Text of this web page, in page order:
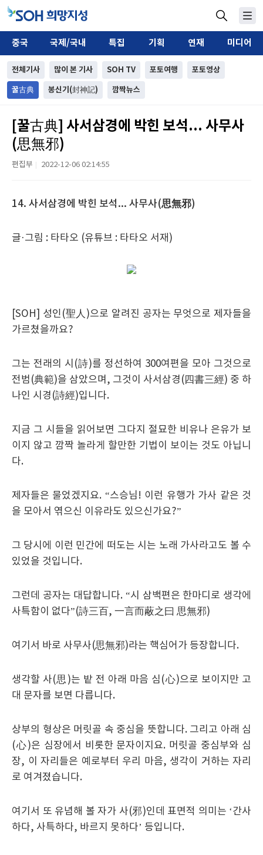
중국 국제/국내 특집 기획 연재 미디어
전체기사 많이 본 기사 SOH TV 포토여행 포토영상
꿀古典 봉신기(封神記) 깜짝뉴스
[꿀古典] 사서삼경에 박힌 보석... 사무사
(思無邪)
편집부 2022-12-06 02:14:55
14. 사서삼경에 박힌 보석 ... 사무사(思無邪)
글·그림 : 타타오 (유튜브 : 타타오 서재 )
[SOH] 성인 (聖人 )으로 알려진 공자는 무엇으로 제자들을
가르쳤을까요?
그는 전래의 시 (詩)를 정선하여 300여편을 모아 그것으로
전범 (典範)을 삼았으며 , 그것이 사서삼경 ( 四書三經) 중 하
나인 시경 (詩經)입니다.
지금 그 시들을 읽어보면 그다지 절묘한 비유나 은유가 보
이지 않고 깜짝 놀라게 할만한 기법이 보이는 것도 아닙니
다.
제자들은 물었겠지요. “스승님 ! 이런 유행가 가사 같은 것
을 모아서 엮으신 이유라도 있으신가요?”
그 당시에 이런 민간에 떠도는 시는 노래 가사라고도 볼 수
있었을 것입니다.
그런데 공자는 대답합니다. “시 삼백편은 한마디로 생각에
사특함이 없다”(詩三百 , 一言而蔽之曰 思無邪)
여기서 바로 사무사(思無邪)라는 핵심어가 등장합니다.
생각할 사(思 )는 밭 전 아래 마음 심 (心)으로 보이지만 고
대 문자를 보면 다릅니다.
상부의 형상은 머릿골 속 중심을 뜻합니다. 그리고 아래 심
(心 )은 심장에서 비롯한 문자이지요. 머릿골 중심부와 심
장, 이 자리들은 예로부터 우리 마음, 생각이 거하는 자리
로 여겨졌습니다.
여기서 또 유념해 볼 자가 사(邪 )인데 표면적 의미는 ‘간사
하다, 사특하다, 바르지 못하다’ 등입니다.